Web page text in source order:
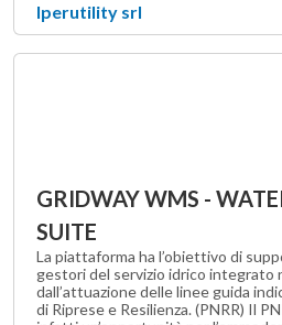
Iperutility srl
GRIDWAY WMS -
SUITE
La piattaforma ha l’obiettivo di
gestori del servizio idrico
dall’attuazione delle linee guida
di Riprese e Resilienza. (PNRR) Il